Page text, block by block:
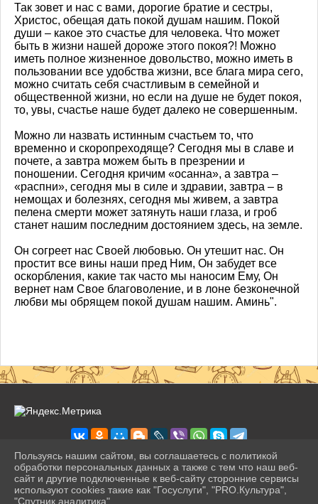
Так зовет и нас с вами, дорогие братие и сестры,
Христос, обещая дать покой душам нашим. Покой
души – какое это счастье для человека. Что может
быть в жизни нашей дороже этого покоя?! Можно
иметь полное жизненное довольство, можно иметь в
пользовании все удобства жизни, все блага мира сего,
можно считать себя счастливым в семейной и
общественной жизни, но если на душе не будет покоя,
то, увы, счастье наше будет далеко не совершенным.
Можно ли назвать истинным счастьем то, что
временно и скоропреходяще? Сегодня мы в славе и
почете, а завтра можем быть в презрении и
поношении. Сегодня кричим «осанна», а завтра –
«распни», сегодня мы в силе и здравии, завтра – в
немощах и болезнях, сегодня мы живем, а завтра
пелена смерти может затянуть наши глаза, и гроб
станет нашим последним достоянием здесь, на земле.
Он согреет нас Своей любовью. Он утешит нас. Он
простит все вины наши пред Ним, Он забудет все
оскорбления, какие так часто мы наносим Ему, Он
вернет нам Свое благоволение, и в лоне безконечной
любви мы обрящем покой душам нашим. Аминь".
2026 г. pravogimn.ru
Вход
Пользуясь нашим сайтом, вы соглашаетесь с политикой
обработки персональных данных а также с тем что наш веб-
сайт и другие подключенные к веб-сайту сторонние сервисы
используют cookies такие как "Госуслуги", "PRO.Культура",
"Спутник аналитика".